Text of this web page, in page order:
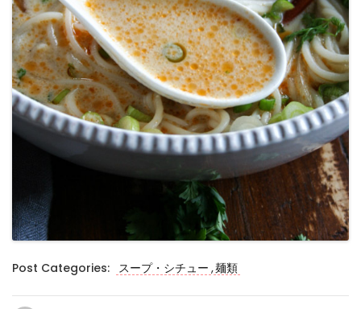
Post Categories: スープ・シチュー ,麺類